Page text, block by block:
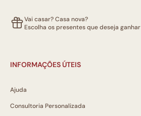
Vai casar? Casa nova?
Escolha os presentes que deseja ganhar
INFORMAÇÕES ÚTEIS
Ajuda
Consultoria Personalizada